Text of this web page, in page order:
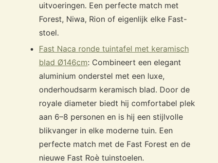
uitvoeringen. Een perfecte match met
Forest, Niwa, Rion of eigenlijk elke Fast-
stoel.
Fast Naca ronde tuintafel met keramisch
blad Ø146cm: Combineert een elegant
aluminium onderstel met een luxe,
onderhoudsarm keramisch blad. Door de
royale diameter biedt hij comfortabel plek
aan 6–8 personen en is hij een stijlvolle
blikvanger in elke moderne tuin. Een
perfecte match met de Fast Forest en de
nieuwe Fast Roè tuinstoelen.